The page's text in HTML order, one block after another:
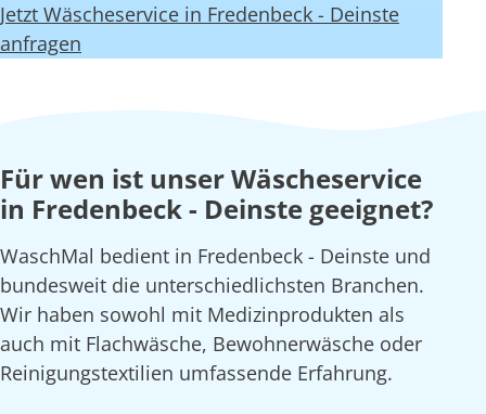
Jetzt Wäscheservice in Fredenbeck - Deinste
anfragen
Für wen ist unser Wäscheservice
in Fredenbeck - Deinste geeignet?
WaschMal bedient in Fredenbeck - Deinste und
bundesweit die unterschiedlichsten Branchen.
Wir haben sowohl mit Medizinprodukten als
auch mit Flachwäsche, Bewohnerwäsche oder
Reinigungstextilien umfassende Erfahrung.